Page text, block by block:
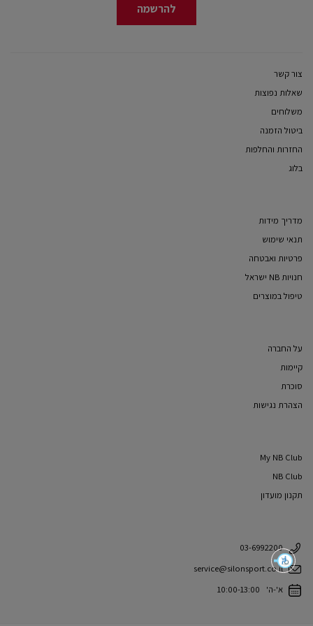
להרשמה
צור קשר
שאלות נפוצות
משלוחים
ביטול הזמנה
החזרות והחלפות
בלוג
מדריך מידות
תנאי שימוש
פרטיות ואבטחה
חנויות NB ישראל
טיפול במוצרים
על החברה
קיימות
סוכרת
הצהרת נגישות
My NB Club
NB Club
תקנון מועדון
03-6992200
service@silonsport.co.il
א'-ה' 10:00-13:00